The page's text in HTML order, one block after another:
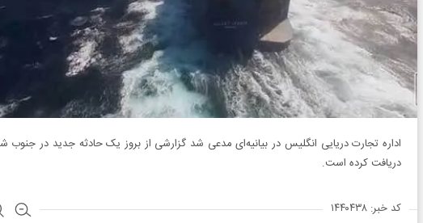
اداره تجارت دریایی انگلیس در بیانیه‌ای مدعی شد گزارشی از بروز یک حادثه جدید در جنوب
دریافت کرده است.
کد خبر: ۱۴۴۰۴۳۸